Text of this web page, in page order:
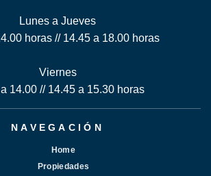
Lunes a Jueves
horas // 14.45 a 18.00 horas
Viernes
14.00 // 14.45 a 15.30 horas
NAVEGACIÓN
Home
Propiedades